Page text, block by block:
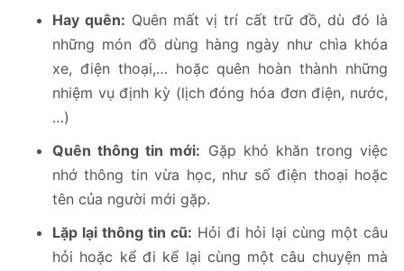
Hay quên: Quên mất vị trí cất trữ đồ, dù đó là
những món đồ dùng hàng ngày như chìa khóa
xe, điện thoại,… hoặc quên hoàn thành những
nhiệm vụ định kỳ (lịch đóng hóa đơn điện, nước,
…)
Quên thông tin mới: Gặp khó khăn trong việc
nhớ thông tin vừa học, như số điện thoại hoặc
tên của người mới gặp.
Lặp lại thông tin cũ: Hỏi đi hỏi lại cùng một câu
hỏi hoặc kể đi kể lại cùng một câu chuyện mà